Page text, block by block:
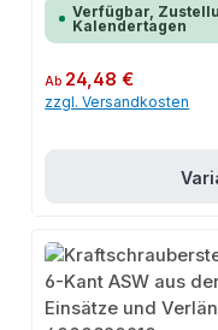
Verfügbar,
Kalendertagen
Regulärer Preis:
Ab 24,48 €
zzgl. Versandkosten